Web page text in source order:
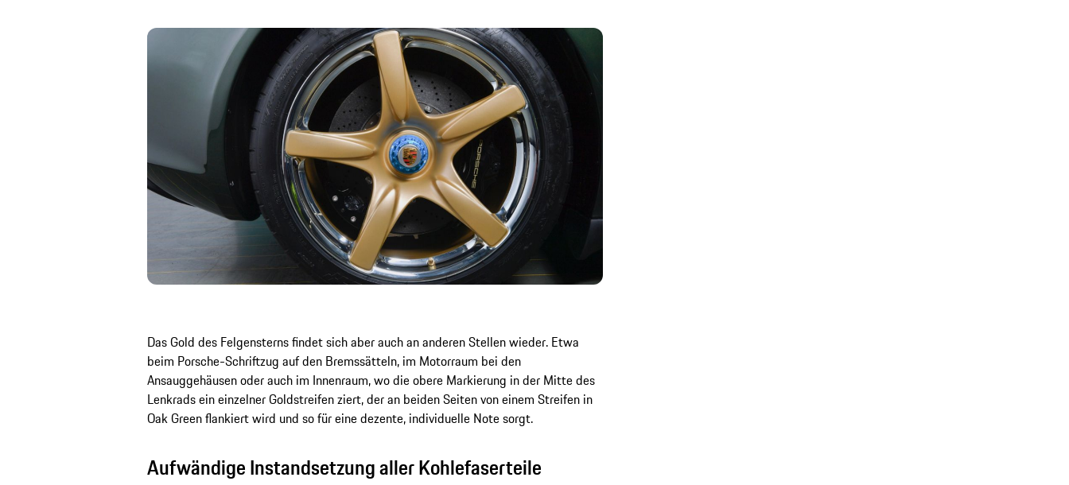
Das Gold des Felgensterns findet sich aber auch an anderen Stellen wieder. Etwa
beim Porsche-Schriftzug auf den Bremssätteln, im Motorraum bei den
Ansauggehäusen oder auch im Innenraum, wo die obere Markierung in der Mitte des
Lenkrads ein einzelner Goldstreifen ziert, der an beiden Seiten von einem Streifen in
Oak Green flankiert wird und so für eine dezente, individuelle Note sorgt.
Aufwändige Instandsetzung aller Kohlefaserteile